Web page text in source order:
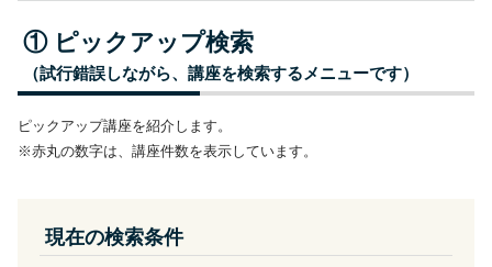
① ピックアップ検索
（試行錯誤しながら、講座を検索するメニューです）
ピックアップ講座を紹介します。
※赤丸の数字は、講座件数を表示しています。
現在の検索条件